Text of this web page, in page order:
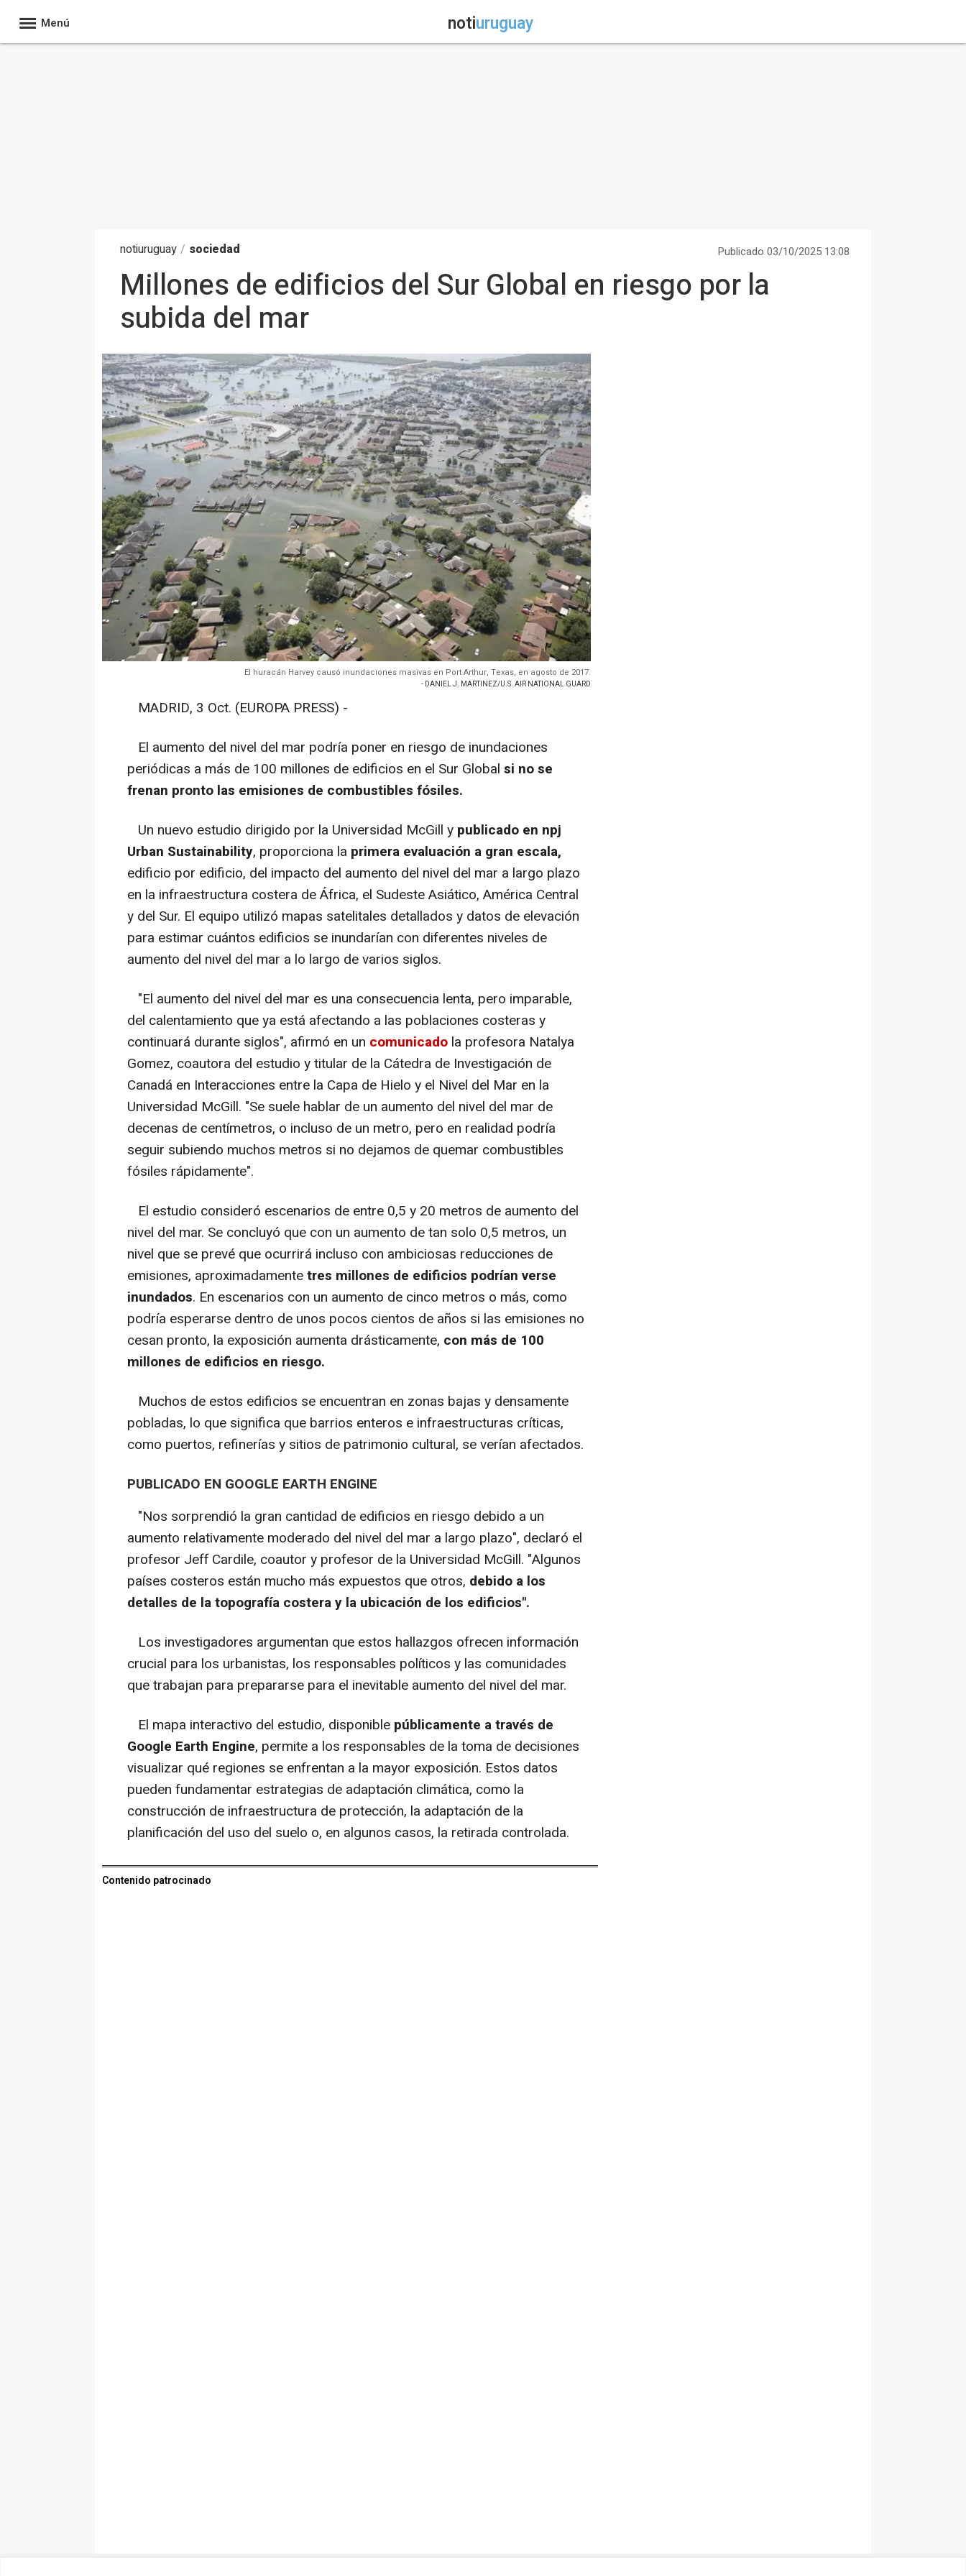
Menú notiuruguay
notiuruguay / sociedad Publicado 03/10/2025 13:08
Millones de edificios del Sur Global en riesgo por la
subida del mar
El huracán Harvey causó inundaciones masivas en Port Arthur, Texas, en agosto de 2017.
- DANIEL J. MARTINEZ/U.S. AIR NATIONAL GUARD
MADRID, 3 Oct. (EUROPA PRESS) -
El aumento del nivel del mar podría poner en riesgo de inundaciones
periódicas a más de 100 millones de edificios en el Sur Global si no se
frenan pronto las emisiones de combustibles fósiles.
Un nuevo estudio dirigido por la Universidad McGill y publicado en npj
Urban Sustainability, proporciona la primera evaluación a gran escala,
edificio por edificio, del impacto del aumento del nivel del mar a largo plazo
en la infraestructura costera de África, el Sudeste Asiático, América Central
y del Sur. El equipo utilizó mapas satelitales detallados y datos de elevación
para estimar cuántos edificios se inundarían con diferentes niveles de
aumento del nivel del mar a lo largo de varios siglos.
"El aumento del nivel del mar es una consecuencia lenta, pero imparable,
del calentamiento que ya está afectando a las poblaciones costeras y
continuará durante siglos", afirmó en un comunicado la profesora Natalya
Gomez, coautora del estudio y titular de la Cátedra de Investigación de
Canadá en Interacciones entre la Capa de Hielo y el Nivel del Mar en la
Universidad McGill. "Se suele hablar de un aumento del nivel del mar de
decenas de centímetros, o incluso de un metro, pero en realidad podría
seguir subiendo muchos metros si no dejamos de quemar combustibles
fósiles rápidamente".
El estudio consideró escenarios de entre 0,5 y 20 metros de aumento del
nivel del mar. Se concluyó que con un aumento de tan solo 0,5 metros, un
nivel que se prevé que ocurrirá incluso con ambiciosas reducciones de
emisiones, aproximadamentetres millones de edificios podrían verse
inundados. En escenarios con un aumento de cinco metros o más, como
podría esperarse dentro de unos pocos cientos de años si las emisiones no
cesan pronto, la exposición aumenta drásticamente, con más de 100
millones de edificios en riesgo.
Muchos de estos edificios se encuentran en zonas bajas y densamente
pobladas, lo que significa que barrios enteros e infraestructuras críticas,
como puertos, refinerías y sitios de patrimonio cultural, se verían afectados.
PUBLICADO EN GOOGLE EARTH ENGINE
"Nos sorprendió la gran cantidad de edificios en riesgo debido a un
aumento relativamente moderado del nivel del mar a largo plazo", declaró el
profesor Jeff Cardile, coautor y profesor de la Universidad McGill. "Algunos
países costeros están mucho más expuestos que otros, debido a los
detalles de la topografía costera y la ubicación de los edificios".
Los investigadores argumentan que estos hallazgos ofrecen información
crucial para los urbanistas, los responsables políticos y las comunidades
que trabajan para prepararse para el inevitable aumento del nivel del mar.
El mapa interactivo del estudio, disponible públicamente a través de
Google Earth Engine, permite a los responsables de la toma de decisiones
visualizar qué regiones se enfrentan a la mayor exposición. Estos datos
pueden fundamentar estrategias de adaptación climática, como la
construcción de infraestructura de protección, la adaptación de la
planificación del uso del suelo o, en algunos casos, la retirada controlada.
Contenido patrocinado